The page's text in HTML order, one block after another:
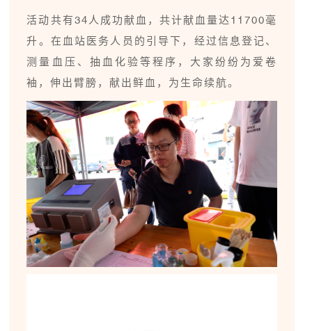
活动共有34人成功献血，共计献血量达11700毫
升。在血站医务人员的引导下，经过信息登记、
测量血压、抽血化验等程序，大家纷纷为爱卷
袖，伸出臂膀，献出鲜血，为生命续航。